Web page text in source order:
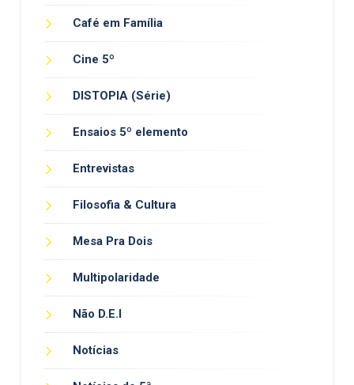
Café em Família
Cine 5º
DISTOPIA (Série)
Ensaios 5º elemento
Entrevistas
Filosofia & Cultura
Mesa Pra Dois
Multipolaridade
Não D.E.I
Notícias